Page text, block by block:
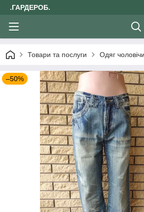
.ГАРДЕРОБ.
Товари та послуги Одяг
–50%